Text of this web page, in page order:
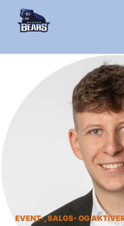
EVENT-, SALGS- OG